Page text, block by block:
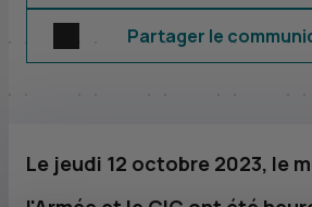
Partager le
Le jeudi 12 octobre 2023, le